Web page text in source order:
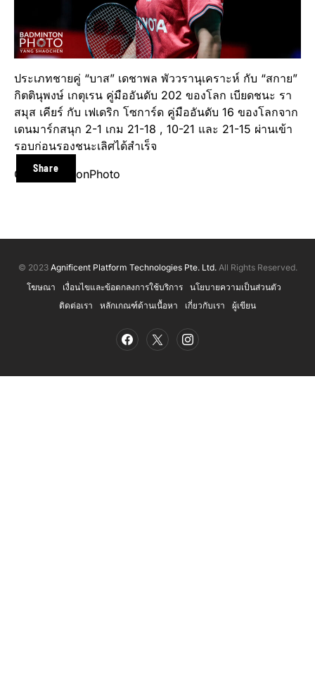
Share
ประเภทชายคู่ “บาส” เดชาพล พัววรานุเคราะห์ กับ “สกาย”
กิตตินุพงษ์ เกตุเรน คู่มืออันดับ 202 ของโลก เบียดชนะ รา
สมุส เคียร์ กับ เฟเดริก โซการ์ด คู่มืออันดับ 16 ของโลกจาก
เดนมาร์กสนุก 2-1 เกม 21-18 , 10-21 และ 21-15 ผ่านเข้า
รอบก่อนรองชนะเลิศได้สำเร็จ
Cr. BadmintonPhoto
© 2023 Agnificent Platform Technologies Pte. Ltd. All Rights Reserved.
โฆษณา เงื่อนไขและข้อตกลงการใช้บริการ
นโยบายความเป็นส่วนตัว
ติดต่อเรา
หลักเกณฑ์ด้านเนื้อหา เกี่ยวกับเรา ผู้เขียน